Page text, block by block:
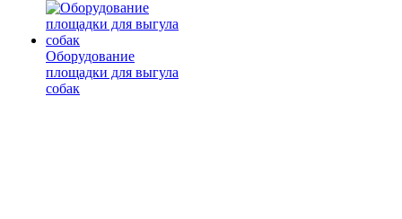
Оборудование
площадки для выгула
собак